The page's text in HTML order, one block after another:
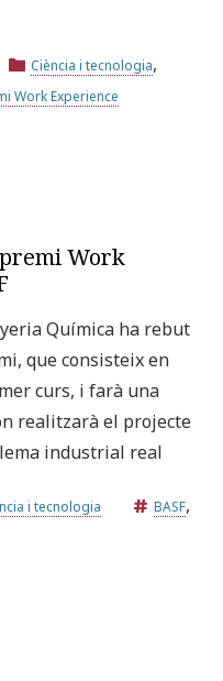
URV
Ciència i tecnologia,
Work Experience
premi Work
Química ha rebut
que consisteix en
curs, i farà una
realitzarà el projecte
industrial real
i tecnologia BASF,